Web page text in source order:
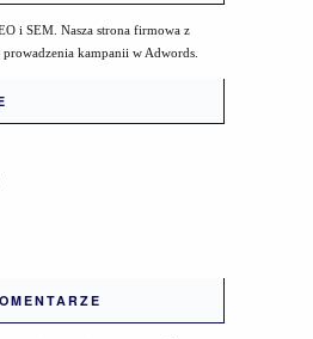
i SEM. Nasza strona firmowa z
kampanii w Adwords.